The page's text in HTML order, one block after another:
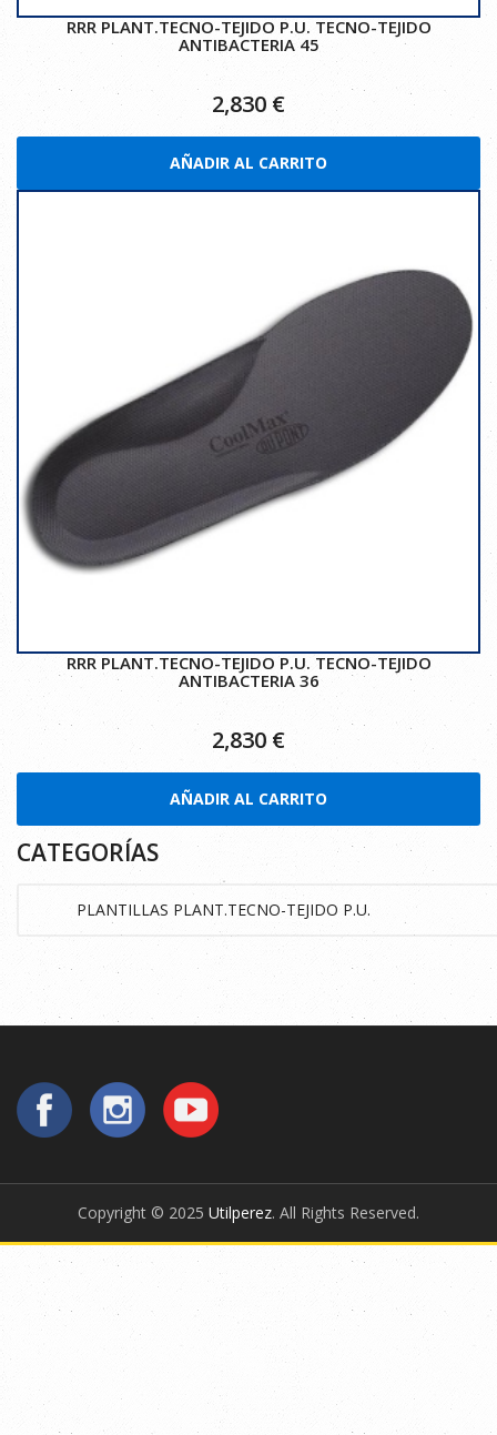
RRR PLANT.TECNO-TEJIDO P.U. TECNO-TEJIDO
ANTIBACTERIA 45
2,830 €
AÑADIR AL CARRITO
RRR PLANT.TECNO-TEJIDO P.U. TECNO-TEJIDO
ANTIBACTERIA 36
2,830 €
AÑADIR AL CARRITO
CATEGORÍAS
Copyright © 2025 Utilperez. All Rights Reserved.